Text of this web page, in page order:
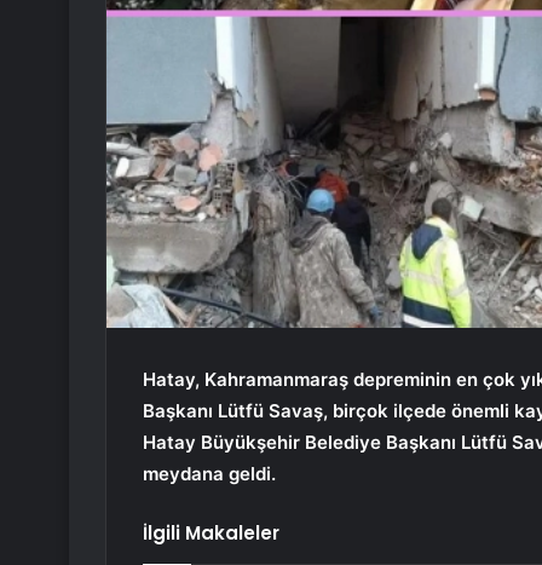
Hatay, Kahramanmaraş depreminin en çok
Başkanı Lütfü Savaş, birçok ilçede önemli
Hatay Büyükşehir Belediye Başkanı Lütfü
meydana geldi.
İlgili Makaleler